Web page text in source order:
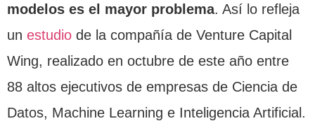
modelos es el mayor problema. Así lo refleja
un estudio de la compañía de Venture Capital
Wing, realizado en octubre de este año entre
88 altos ejecutivos de empresas de Ciencia de
Datos, Machine Learning e Inteligencia Artificial.